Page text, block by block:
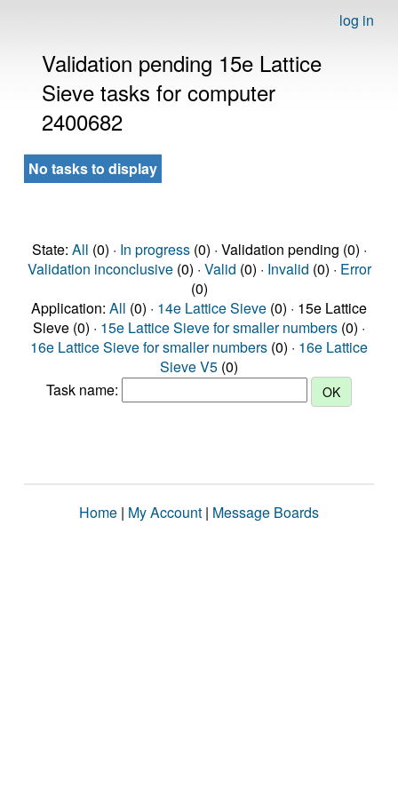
log in
Validation pending 15e Lattice
Sieve tasks for computer
2400682
No tasks to display
State: All (0) · In progress(0) · Validation pending (0) ·
Validation inconclusive(0) · Valid (0) · Invalid (0) · Error
(0)
Application: All (0) · 14e Lattice Sieve (0) · 15e Lattice
Sieve (0) · 15e Lattice Sieve for smaller numbers (0) ·
16e Lattice Sieve for smaller numbers (0) · 16e Lattice
Sieve V5 (0)
Task name:
Home | My Account | Message Boards